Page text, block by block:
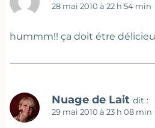
28 mai 2010 à 22 h 54 min
hummm!! ça doit étre
Nuage de Lait dit :
29 mai 2010 à 23 h 08 min